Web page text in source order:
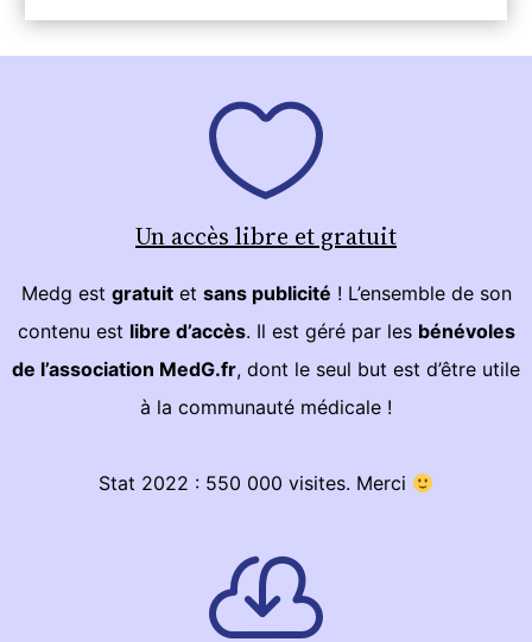
Un accès libre et gratuit
Medg est gratuitet sans publicité ! L’ensemble de son
contenu est libre d’accès. Il est géré par les bénévoles
de l’association MedG.fr, dont le seul but est d’être utile
à la communauté médicale !
Stat 2022 : 550 000 visites. Merci